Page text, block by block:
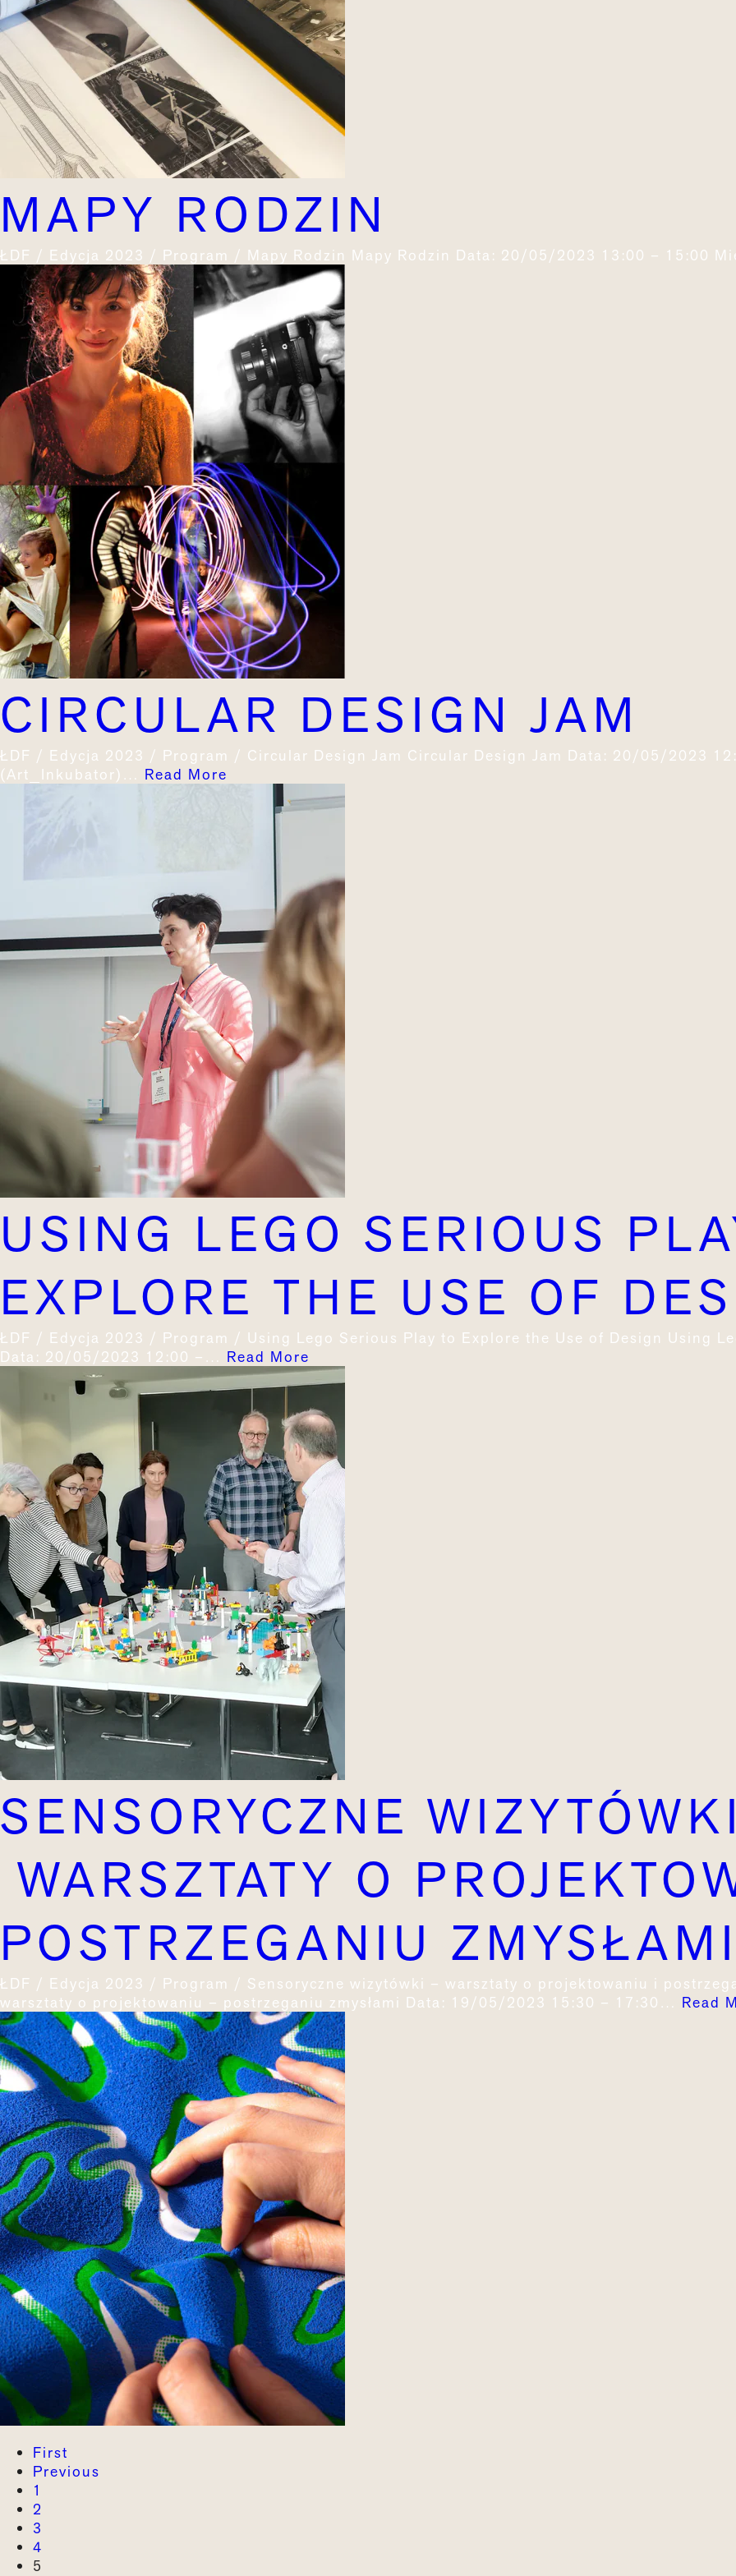
MAPY RODZIN
ŁDF / Edycja 2023 / Program / Mapy Rodzin Mapy Rodzin Data: 20/05/2023 13:00 – 15:00
CIRCULAR DESIGN JAM
ŁDF / Edycja 2023 / Program / Circular Design Jam Circular Design Jam Data: 20/05/2023
(Art_Inkubator)… Read More
USING LEGO SERIOUS
EXPLORE THE USE OF
ŁDF / Edycja 2023 / Program / Using Lego Serious Play to Explore the Use of Design Using
Data: 20/05/2023 12:00 –… Read More
SENSORYCZNE
WARSZTATY O
POSTRZEGANIU
ŁDF / Edycja 2023 / Program / Sensoryczne wizytówki – warsztaty o projektowaniu i
warsztaty o projektowaniu – postrzeganiu zmysłami Data: 19/05/2023 15:30 – 17:30… Read
First
Previous
1
2
3
4
5